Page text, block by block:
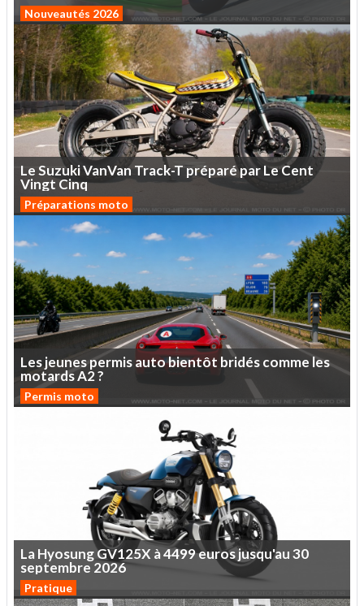
Nouveautés 2026
LeSuzukiVanVanTrack-TpréparéparLeCent
Vingt Cinq
Préparations moto
Lesjeunespermisautobientôt bridéscommeles
motardsA2?
Permis moto
LaHyosungGV125X à4499eurosjusqu'au30
septembre2026
Pratique